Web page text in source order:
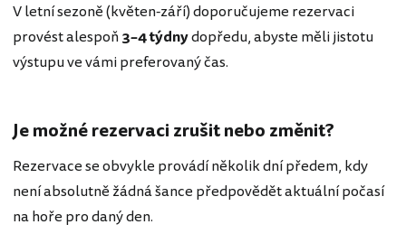
V letní sezoně (květen-září) doporučujeme rezervaci
provést alespoň3–4 týdnydopředu, abyste měli jistotu
výstupu ve vámi preferovaný čas.
Je možné rezervaci zrušit nebo změnit?
Rezervace se obvykle provádí několik dní předem, kdy
není absolutně žádná šance předpovědět aktuální počasí
na hoře pro daný den.